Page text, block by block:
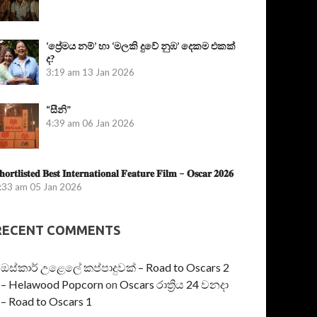
‘ප්‍රේමය නම්’ හා ‘මලකි දුවේ නුඹ’ දෙකම එකක්
ද?
3:19 am 13 Jan 2026
“සීනි”
4:39 am 06 Jan 2026
𝐁𝐞𝐬𝐭 𝐈𝐧𝐭𝐞𝐫𝐧𝐚𝐭𝐢𝐨𝐧𝐚𝐥 𝐅𝐞𝐚𝐭𝐮𝐫𝐞 𝐅𝐢𝐥𝐦 – 𝐎𝐬𝐜𝐚𝐫 𝟐𝟎𝟐𝟔
am 05 Jan 2026
COMMENTS
ඔස්කාර් උළෙලේ කප්පාදුවක් – Road to Oscars 2
– Helawood PopcornonOscars රාත්‍රිය 24 වනදා
– Road to Oscars 1